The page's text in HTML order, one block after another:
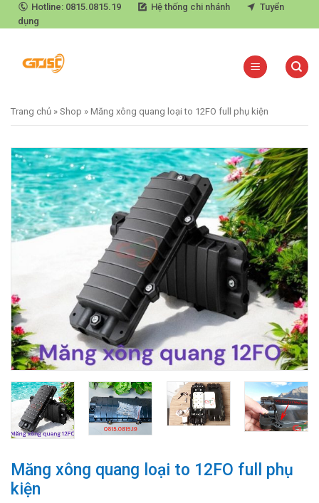
Skip
to
Hotline: 0815.0815.19 Hệ thống chi nhánh
Tuyển
dụng
Trang chủ » Shop » Măng xông quang loại to 12FO full phụ kiện
Măng xông quang loại to 12FO full phụ
kiện